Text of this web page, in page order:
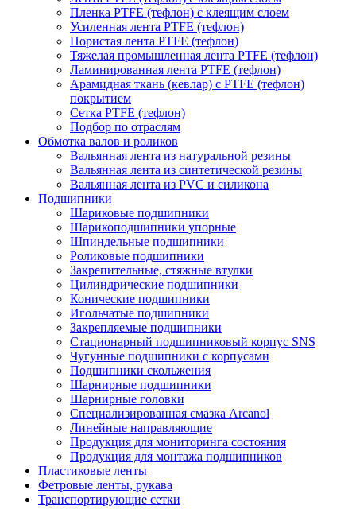
Пленка PTFE (тефлон) с клеящим слоем
Усиленная лента PTFE (тефлон)
Пористая лента PTFE (тефлон)
Тяжелая промышленная лента PTFE (тефлон)
Ламинированная лента PTFE (тефлон)
Арамидная ткань (кевлар) с PTFE (тефлон)
покрытием
Сетка PTFE (тефлон)
Подбор по отраслям
Обмотка валов и роликов
Вальянная лента из натуральной резины
Вальянная лента из синтетической резины
Вальянная лента из PVC и силикона
Подшипники
Шариковые подшипники
Шарикоподшипники упорные
Шпиндельные подшипники
Роликовые подшипники
Закрепительные, стяжные втулки
Цилиндрические подшипники
Конические подшипники
Игольчатые подшипники
Закрепляемые подшипники
Стационарный подшипниковый корпус SNS
Чугунные подшипники с корпусами
Подшипники скольжения
Шарнирные подшипники
Шарнирные головки
Специализированная смазка Arcanol
Линейные направляющие
Продукция для мониторинга состояния
Продукция для монтажа подшипников
Пластиковые ленты
Фетровые ленты, рукава
Транспортирующие сетки